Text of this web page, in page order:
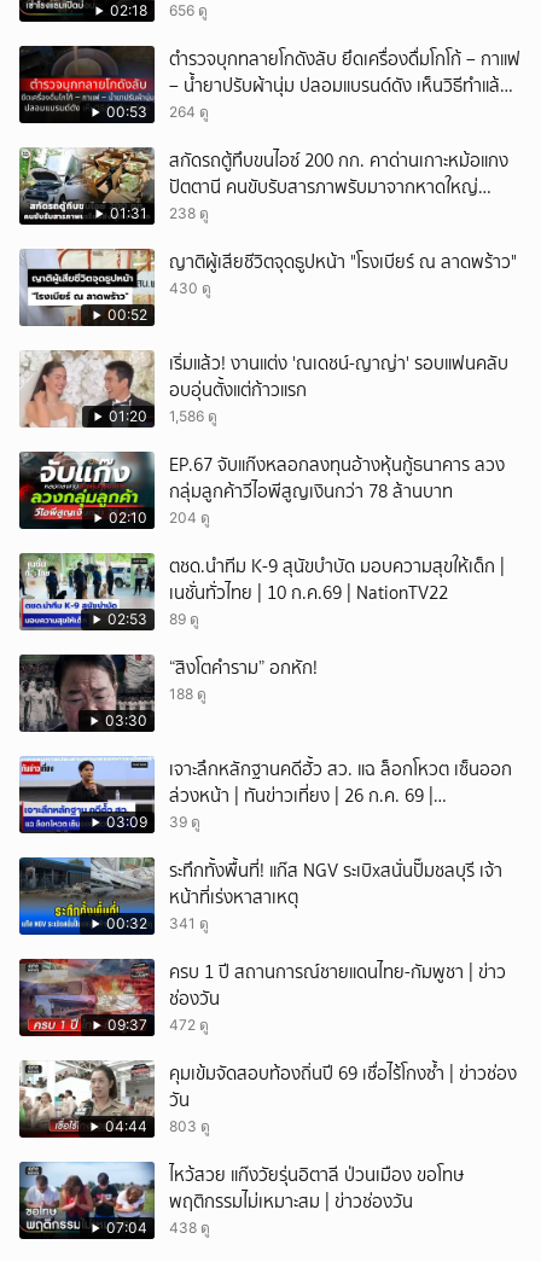
02:18 656 ดู
00:53
ตำรวจบุกทลายโกดังลับ ยึดเครื่องดื่มโกโก้ – กาแฟ
– น้ำยาปรับผ้านุ่ม ปลอมแบรนด์ดัง เห็นวิธีทำแล้ว
จะอ้วก
264 ดู
01:31
สกัดรถตู้ทึบขนไอซ์ 200 กก. คาด่านเกาะหม้อแกง
ปัตตานี คนขับรับสารภาพรับมาจากหาดใหญ่
เตรียมส่งไปที่สุไหงโก-ลก
238 ดู
00:52
ญาติผู้เสียชีวิตจุดธูปหน้า "โรงเบียร์ ณ ลาดพร้าว"
430 ดู
01:20
เริ่มแล้ว! งานแต่ง 'ณเดชน์-ญาญ่า' รอบแฟนคลับ
อบอุ่นตั้งแต่ก้าวแรก
1,586 ดู
02:10
EP.67 จับแก๊งหลอกลงทุนอ้างหุ้นกู้ธนาคาร ลวง
กลุ่มลูกค้าวีไอพีสูญเงินกว่า 78 ล้านบาท
204 ดู
02:53
ตชด.นำทีม K-9 สุนัขบำบัด มอบความสุขให้เด็ก |
เนชั่นทั่วไทย | 10 ก.ค.69 | NationTV22
89 ดู
03:30
“สิงโตคำราม” อกหัก!
188 ดู
03:09
เจาะลึกหลักฐานคดีฮั้ว สว. แฉ ล็อกโหวต เซ็นออก
ล่วงหน้า | ทันข่าวเที่ยง | 26 ก.ค. 69 |
NationTV22
39 ดู
00:32
ระทึกทั้งพื้นที่! แก๊ส NGV ระเบิxสนั่นปั๊มชลบุรี เจ้า
หน้าที่เร่งหาสาเหตุ
341 ดู
09:37
ครบ 1 ปี สถานการณ์ชายแดนไทย-กัมพูชา | ข่าว
ช่องวัน
472 ดู
04:44
คุมเข้มจัดสอบท้องถิ่นปี 69 เชื่อไร้โกงซ้ำ | ข่าวช่อง
วัน
803 ดู
07:04
ไหว้สวย แก๊งวัยรุ่นอิตาลี ป่วนเมือง ขอโทษ
พฤติกรรมไม่เหมาะสม | ข่าวช่องวัน
438 ดู